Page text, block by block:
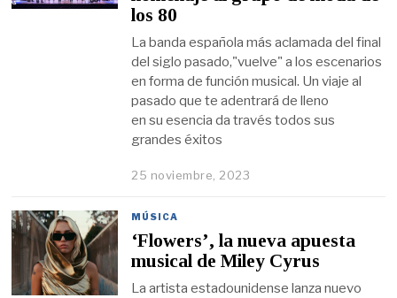
los 80
La banda española más aclamada del final
del siglo pasado,"vuelve" a los escenarios
en forma de función musical. Un viaje al
pasado que te adentrará de lleno
en su esencia da través todos sus
grandes éxitos
25 noviembre, 2023
MÚSICA
‘Flowers’, la nueva apuesta
musical de Miley Cyrus
La artista estadounidense lanza nuevo